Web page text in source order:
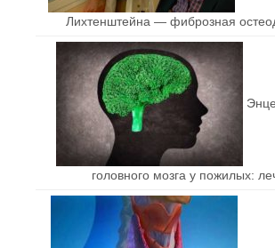
Лихтенштейна — фиброзная
головного мозга у пожилых: